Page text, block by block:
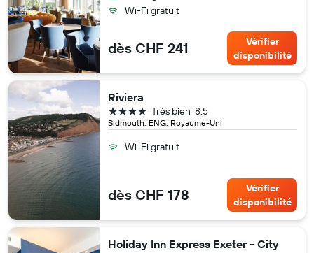
Wi-Fi gratuit
dès CHF 241
Vérifier
disponibilité
Riviera
Sidmouth, ENG, Royaume-Uni
8.5
Très bien
4 étoiles
Wi-Fi gratuit
dès CHF 178
Vérifier
disponibilité
Holiday Inn Express Exeter - City